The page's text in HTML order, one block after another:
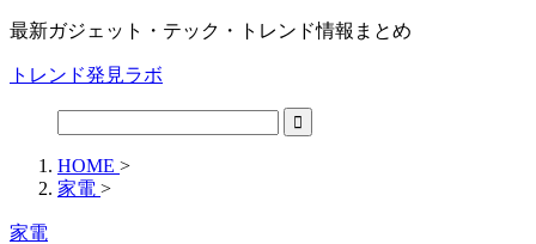
最新ガジェット・テック・トレンド情報まとめ
トレンド発見ラボ
HOME >
家電 >
家電